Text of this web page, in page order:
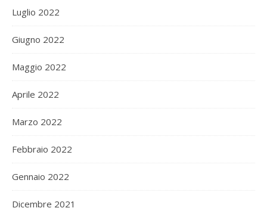
Luglio 2022
Giugno 2022
Maggio 2022
Aprile 2022
Marzo 2022
Febbraio 2022
Gennaio 2022
Dicembre 2021